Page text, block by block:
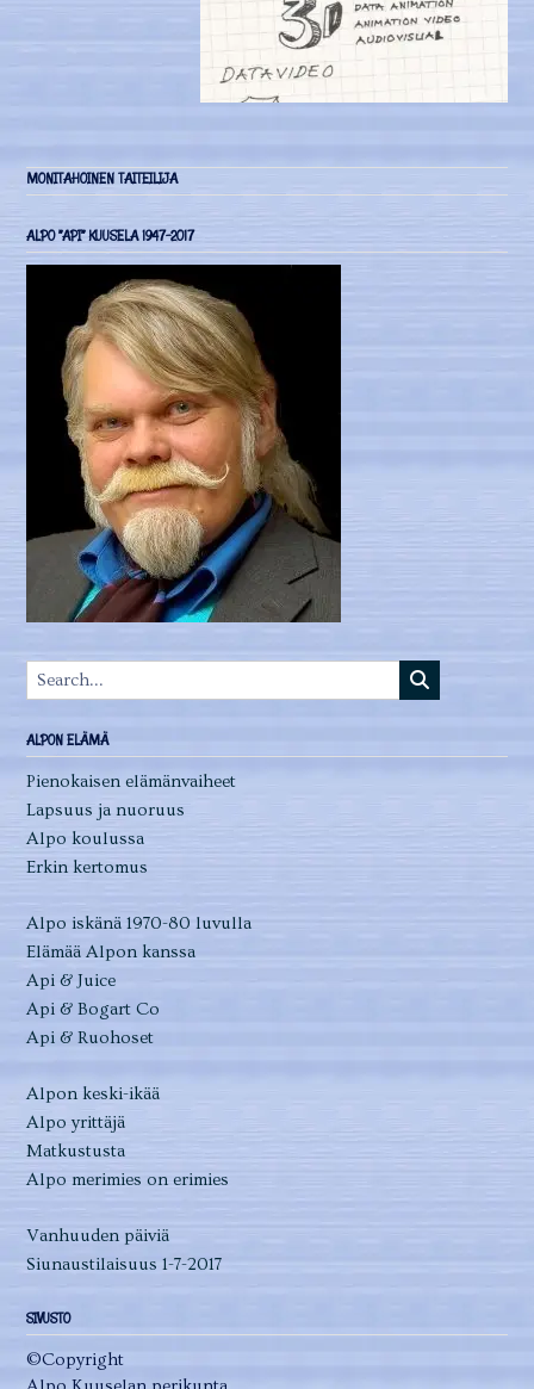
MONITAHOINEN TAITEILIJA
ALPO ”API” KUUSELA 1947-2017
ALPON ELÄMÄ
Pienokaisen elämänvaiheet
Lapsuus ja nuoruus
Alpo koulussa
Erkin kertomus
Alpo iskänä 1970-80 luvulla
Elämää Alpon kanssa
Api & Juice
Api & Bogart Co
Api & Ruohoset
Alpon keski-ikää
Alpo yrittäjä
Matkustusta
Alpo merimies on erimies
Vanhuuden päiviä
Siunaustilaisuus 1-7-2017
SIVUSTO
©Copyright